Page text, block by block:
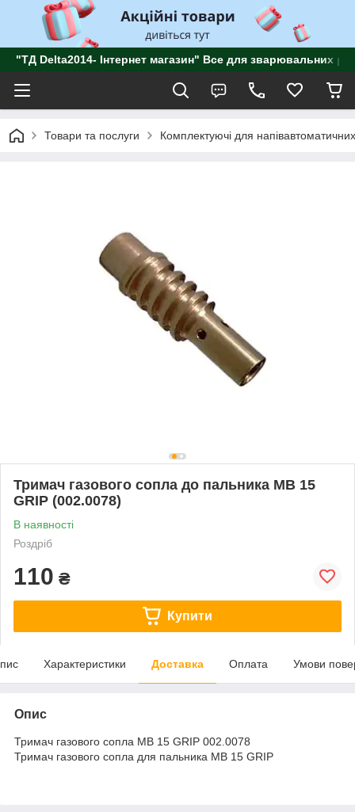
"ТД Delta2014- Інтернет магазин" Все для зварювальних
Товари та послуги Комплектуючі для
Тримач газового сопла до пальника МВ 15
GRIP (002.0078)
В наявності
Роздріб
110 ₴
Купити
Характеристики Доставка Оплата Умови
Опис
Тримач газового сопла МВ 15 GRIP 002.0078
Тримач газового сопла для пальника МВ 15 GRIP